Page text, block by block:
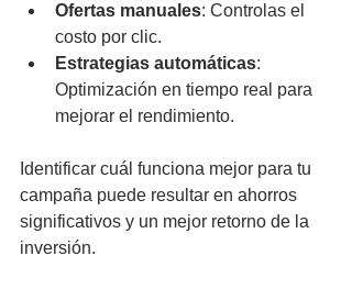
Ofertas manuales: Controlas el
costo por clic.
Estrategias automáticas:
Optimización en tiempo real para
mejorar el rendimiento.
Identificar cuál funciona mejor para tu
campaña puede resultar en ahorros
significativos y un mejor retorno de la
inversión.